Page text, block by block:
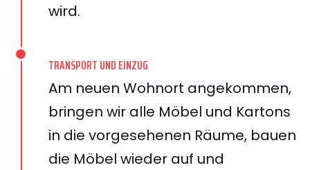
wird.
TRANSPORT UND EINZUG
Am neuen Wohnort angekommen,
bringen wir alle Möbel und Kartons
in die vorgesehenen Räume, bauen
die Möbel wieder auf und